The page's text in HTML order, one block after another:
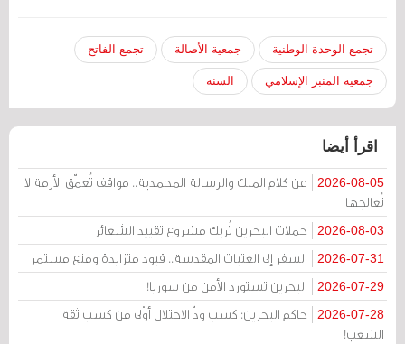
تجمع الوحدة الوطنية جمعية الأصالة تجمع الفاتح
جمعية المنبر الإسلامي السنة
اقرأ أيضا
2026-08-05
عن كلام الملك والرسالة المحمدية.. مواقف تُعمّق الأزمة لا
تُعالجها
2026-08-03 حملات البحرين تُربك مشروع تقييد الشعائر
2026-07-31 السفر إلى العتبات المقدسة.. قيود متزايدة ومنع مستمر
2026-07-29 البحرين تستورد الأمن من سوريا!
2026-07-28
حاكم البحرين: كسب ودّ الاحتلال أوْلى من كسب ثقة
الشعب!